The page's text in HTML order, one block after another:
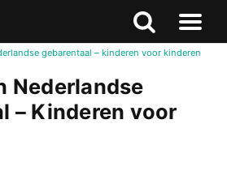
Zoeken
Naar
menu
gebarentaal – kinderen voor kinderen
Nederlandse
– Kinderen voor
Zoeken
naar